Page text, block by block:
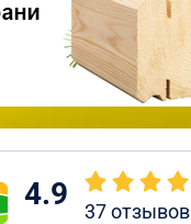
4.9 37отзывов